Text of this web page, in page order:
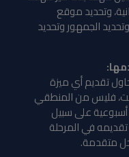
وتحديد موقع
الجمهور وتحديد
تقديم أي ميزة
فليس من المنطقي
على سبيل
في المرحلة
متقدمة.